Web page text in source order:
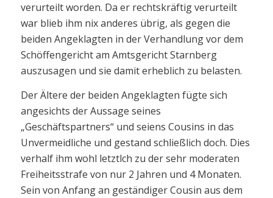
verurteilt worden. Da er rechtskräftig verurteilt
war blieb ihm nix anderes übrig, als gegen die
beiden Angeklagten in der Verhandlung vor dem
Schöffengericht am Amtsgericht Starnberg
auszusagen und sie damit erheblich zu belasten.
Der Ältere der beiden Angeklagten fügte sich
angesichts der Aussage seines
„Geschäftspartners“ und seiens Cousins in das
Unvermeidliche und gestand schließlich doch. Dies
verhalf ihm wohl letztlch zu der sehr moderaten
Freiheitsstrafe von nur 2 Jahren und 4 Monaten.
Sein von Anfang an geständiger Cousin aus dem